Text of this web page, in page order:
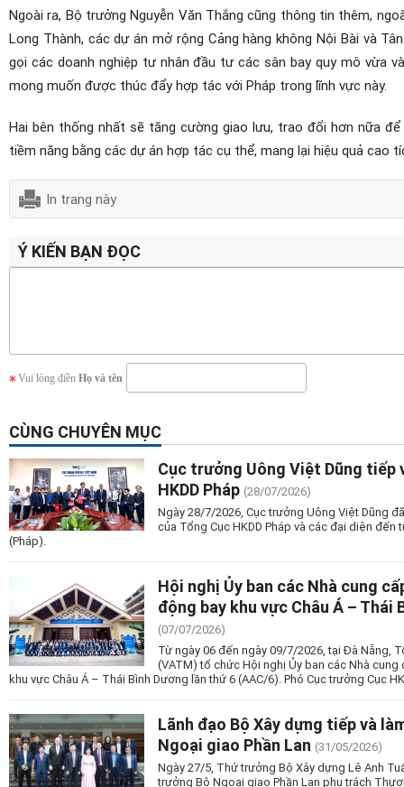
Ngoài ra, Bộ trưởng Nguyễn Văn Thắng cũng thông tin thêm,
Long Thành, các dự án mở rộng Cảng hàng không Nội Bài và
gọi các doanh nghiệp tư nhân đầu tư các sân bay quy mô vừa
mong muốn được thúc đẩy hợp tác với Pháp trong lĩnh vực này.
Hai bên thống nhất sẽ tăng cường giao lưu, trao đổi hơn nữa
tiềm năng bằng các dự án hợp tác cụ thể, mang lại hiệu quả cao
In trang này
Ý KIẾN BẠN ĐỌC
Vui lòng điền Họ và tên
CÙNG CHUYÊN MỤC
Cục trưởng Uông Việt Dũng tiếp
HKDD Pháp (28/07/2026)
Ngày 28/7/2026, Cục trưởng Uông Việt Dũng
của Tổng Cục HKDD Pháp và các đại diện
(Pháp).
Hội nghị Ủy ban các Nhà cung
động bay khu vực Châu Á – Thái
(07/07/2026)
Từ ngày 06 đến ngày 09/7/2026, tại Đà Nẵng,
(VATM) tổ chức Hội nghị Ủy ban các Nhà
khu vực Châu Á – Thái Bình Dương lần thứ 6 (AAC/6). Phó Cục trưởng Cục
Lãnh đạo Bộ Xây dựng tiếp và
Ngoại giao Phần Lan (31/05/2026)
Ngày 27/5, Thứ trưởng Bộ Xây dựng Lê Anh
trưởng Bộ Ngoại giao Phần Lan phụ trách